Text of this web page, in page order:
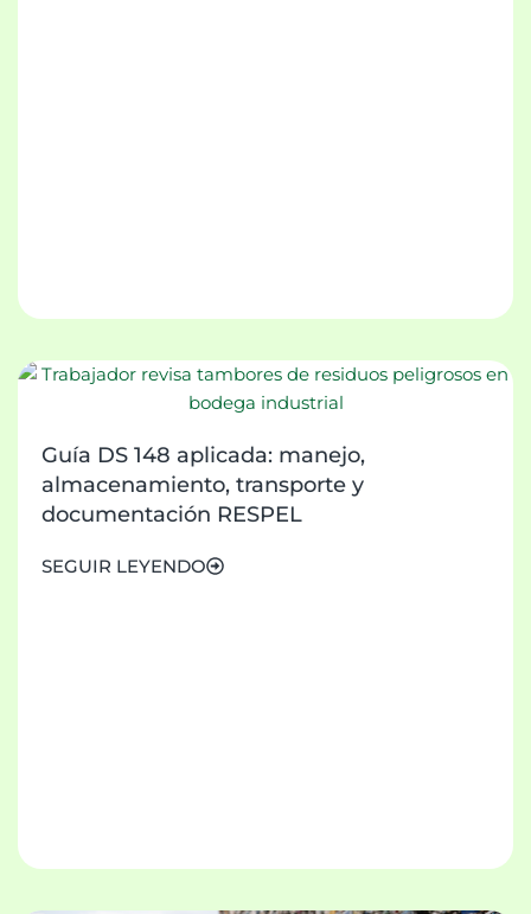
Guía DS 148 aplicada: manejo,
almacenamiento, transporte y
documentación RESPEL
SEGUIR LEYENDO